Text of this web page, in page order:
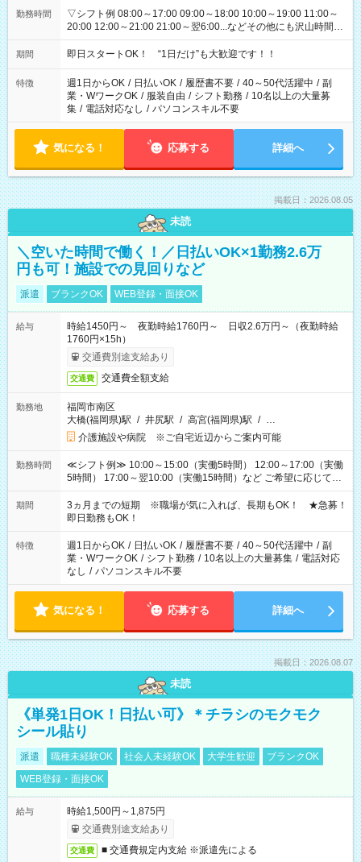
勤務時間
▽シフト例 08:00～17:00 09:00～18:00 10:00～19:00 11:00～
20:00 12:00～21:00 21:00～翌6:00...などその他にも沢山時間が
ございます！ 基本は実働8時間（休憩1時間）がメインですが、
他にもご希望があればご相談ください！
期間 即日スタートOK！ “1日だけ”も大歓迎です！！
特徴 週1日からOK / 日払いOK / 履歴書不要 / 40～50代活躍中 / 副
業・WワークOK / 服装自由 / シフト勤務 / 10名以上の大量募
集 / 電話対応なし / パソコンスキル不要
気になる！ 応募する 詳細へ
掲載日：2026.08.05
未読
＼空いた時間で働く！／日払いOK×1勤務2.6万
円も可！施設での見回りなど
派遣 ブランクOK WEB登録・面接OK
給与
時給1450円～ 夜勤時給1760円～ 日収2.6万円～（夜勤時給
1760円×15h）
交通費別途支給あり
交通費 交通費全額支給
勤務地
福岡市南区
大橋(福岡県)駅 / 井尻駅 / 高宮(福岡県)駅 / …
介護施設や病院 ※ご自宅近辺からご案内可能
勤務時間
≪シフト例≫ 10:00～15:00（実働5時間） 12:00～17:00（実働
5時間） 17:00～翌10:00（実働15時間）など ご希望に応じて、
働く時間は調整できます！ お気軽に担当へ相談ください！
期間
3ヵ月までの短期 ※職場が気に入れば、長期もOK！ ★急募！
即日勤務もOK！
特徴 週1日からOK / 日払いOK / 履歴書不要 / 40～50代活躍中 / 副
業・WワークOK / シフト勤務 / 10名以上の大量募集 / 電話対応
なし / パソコンスキル不要
気になる！ 応募する 詳細へ
掲載日：2026.08.07
未読
《単発1日OK！日払い可》＊チラシのモクモク
シール貼り
派遣 職種未経験OK 社会人未経験OK 大学生歓迎
ブランクOK
WEB登録・面接OK
給与
時給1,500円～1,875円
交通費別途支給あり
交通費 ■ 交通費規定内支給 ※派遣先による